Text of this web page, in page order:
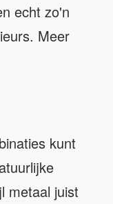
echt zo'n
Meer
kunt
metaal juist